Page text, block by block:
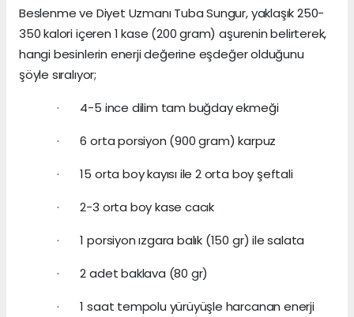
Beslenme ve Diyet Uzmanı Tuba Sungur, yaklaşık 250-
350 kalori içeren 1 kase (200 gram) aşurenin belirterek,
hangi besinlerin enerji değerine eşdeğer olduğunu
şöyle sıralıyor;
· 4-5 ince dilim tam buğday ekmeği
· 6 orta porsiyon (900 gram) karpuz
· 15 orta boy kayısı ile 2 orta boy şeftali
· 2-3 orta boy kase cacık
· 1 porsiyon ızgara balık (150 gr) ile salata
· 2 adet baklava (80 gr)
· 1 saat tempolu yürüyüşle harcanan enerji